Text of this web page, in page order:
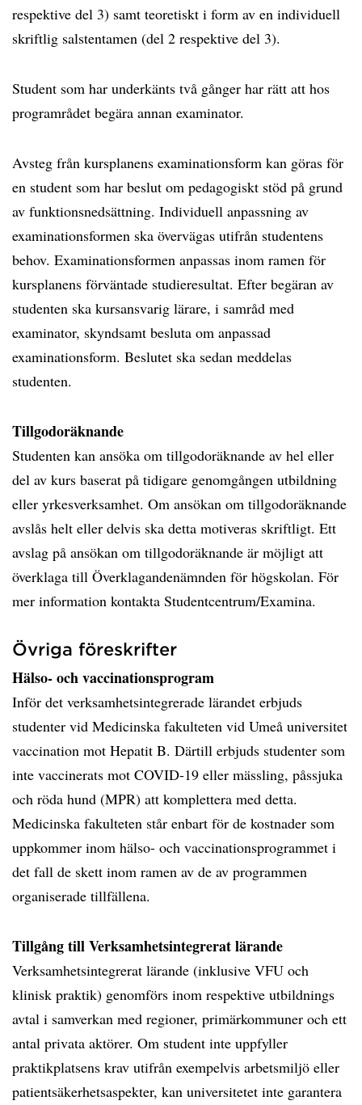
respektive del 3) samt teoretiskt i form av en individuell
skriftlig salstentamen (del 2 respektive del 3).
Student som har underkänts två gånger har rätt att hos
programrådet begära annan examinator.
Avsteg från kursplanens examinationsform kan göras för
en student som har beslut om pedagogiskt stöd på grund
av funktionsnedsättning. Individuell anpassning av
examinationsformen ska övervägas utifrån studentens
behov. Examinationsformen anpassas inom ramen för
kursplanens förväntade studieresultat. Efter begäran av
studenten ska kursansvarig lärare, i samråd med
examinator, skyndsamt besluta om anpassad
examinationsform. Beslutet ska sedan meddelas
studenten.
Tillgodoräknande
Studenten kan ansöka om tillgodoräknande av hel eller
del av kurs baserat på tidigare genomgången utbildning
eller yrkesverksamhet. Om ansökan om tillgodoräknande
avslås helt eller delvis ska detta motiveras skriftligt. Ett
avslag på ansökan om tillgodoräknande är möjligt att
överklaga till Överklagandenämnden för högskolan. För
mer information kontakta Studentcentrum/Examina.
Övriga föreskrifter
Hälso- och vaccinationsprogram
Inför det verksamhetsintegrerade lärandet erbjuds
studenter vid Medicinska fakulteten vid Umeå universitet
vaccination mot Hepatit B. Därtill erbjuds studenter som
inte vaccinerats mot COVID-19 eller mässling, påssjuka
och röda hund (MPR) att komplettera med detta.
Medicinska fakulteten står enbart för de kostnader som
uppkommer inom hälso- och vaccinationsprogrammet i
det fall de skett inom ramen av de av programmen
organiserade tillfällena.
Tillgång till Verksamhetsintegrerat lärande
Verksamhetsintegrerat lärande (inklusive VFU och
klinisk praktik) genomförs inom respektive utbildnings
avtal i samverkan med regioner, primärkommuner och ett
antal privata aktörer. Om student inte uppfyller
praktikplatsens krav utifrån exempelvis arbetsmiljö eller
patientsäkerhetsaspekter, kan universitetet inte garantera